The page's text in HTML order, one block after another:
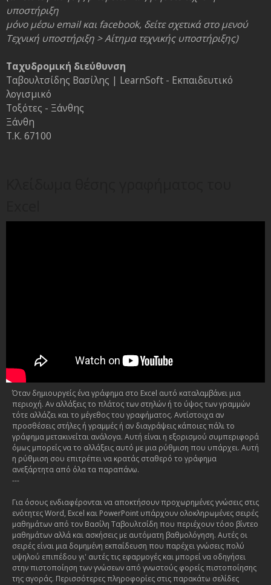
υποστήριξη
μόνο μέσω email και facebook, δείτε σχετικά στο μενού
Τεχνική υποστήριξη > Αίτημα τεχνικής υποστήριξης)
Ταχυδρομική διεύθυνση
Ταβουλτσίδης Βασίλης | LearnSoft - Εκπαιδευτικό
λογισμικό
Τοξότες - Ξάνθης
Ξάνθη
Τ.Κ. 67100
Όταν δημιουργείς ένα γράφημα στο Excel αυτό καταλαμβάνει μια
περιοχή. Αν αλλάξεις το πλάτος των στηλών ή το ύψος των γραμμών
τότε αλλάζει και το μέγεθος του γραφήματος. Αντίστοιχα αν
προσθέσεις στήλες ή γραμμές ή αν διαγράψεις κάποιες πάλι το
γράφημα μετακινείται ανάλογα. Αυτή είναι η εξορισμού συμπεριφορά
όμως μπορείς να το αλλάξεις αυτό με μια ρύθμιση που υπάρχει. Αυτή
η ρύθμιση σου επιτρέπει να κρατάς σταθερό το γράφημα
ανεξάρτητα από όλα τα παραπάνω.
---
Για όσους ενδιαφέρονται να αποκτήσουν προχωρημένες γνώσεις στις
ενότητες Word, Excel και PowerPoint υπάρχουν ολοκληρωμένες σειρές
μαθημάτων από τον Βασίλη Ταβουλτσίδη που περιέχουν τόσο βίντεο
μαθημάτων αλλά και ασκήσεις με αυτόματη βαθμολόγηση. Αυτές οι
σειρές είναι μια δομημένη εκπαίδευση που παρέχει γνώσεις πολύ
υψηλού επιπέδου γι' αυτές τις εφαρμογές και μπορεί να οδηγήσει
στην πιστοποίηση των γνώσεων από γνωστούς φορείς πιστοποίησης
της αγοράς. Περισσότερες πληροφορίες στις παρακάτω σελίδες